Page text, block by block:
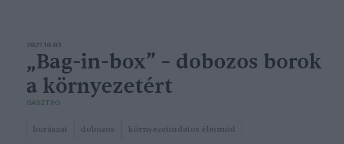
2021.10.03
„Bag-in-box” – dobozos borok
a környezetért
GASZTRO
borászat dobozos környezettudatos életmód